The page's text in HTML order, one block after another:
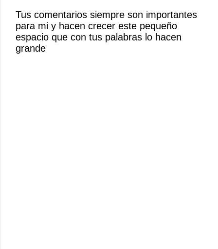
u
n
c
o
Tus comentarios siempre son importantes
para mi y hacen crecer este pequeño
espacio que con tus palabras lo hacen
grande